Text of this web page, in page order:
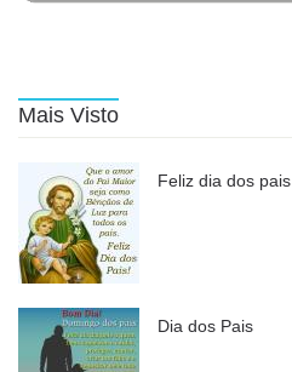
Mais Visto
Feliz dia dos pais
Dia dos Pais